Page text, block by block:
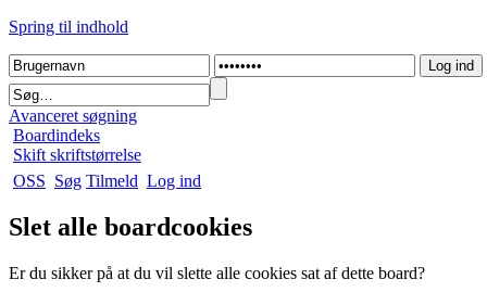
Spring til indhold
Avanceret søgning
Boardindeks
Skift skriftstørrelse
OSS Søg Tilmeld Log ind
Slet alle boardcookies
Er du sikker på at du vil slette alle cookies sat af dette board?